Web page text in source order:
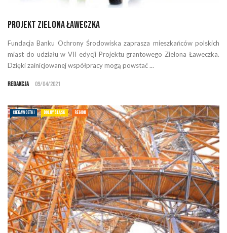
Projekt Zielona Ławeczka
Fundacja Banku Ochrony Środowiska zaprasza mieszkańców polskich
miast do udziału w VII edycji Projektu grantowego Zielona Ławeczka.
Dzięki zainicjowanej współpracy mogą powstać ...
Redakcja 09/04/2021
CIEKAWOSTKI DOLNY ŚLĄSK REGION